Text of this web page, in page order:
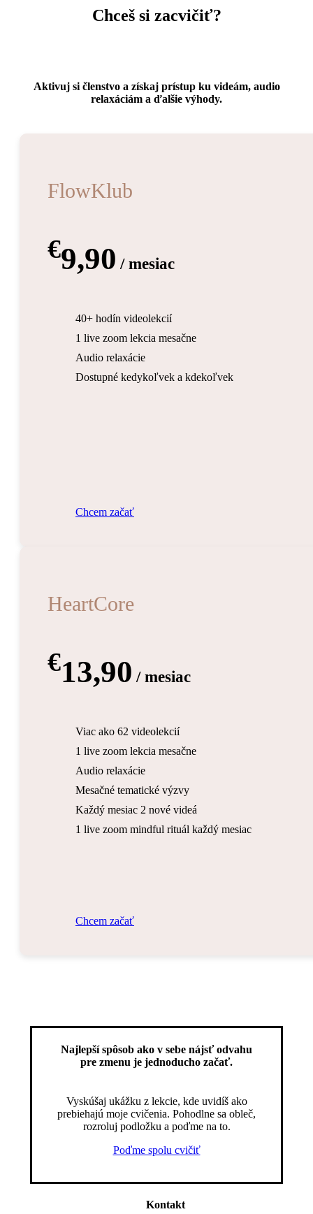
Chceš si zacvičiť?
Aktivuj si členstvo a získaj prístup ku videám, audio
relaxáciám a ďalšie výhody.
FlowKlub
€9,90 / mesiac
40+ hodín videolekcií
1 live zoom lekcia mesačne
Audio relaxácie
Dostupné kedykoľvek a kdekoľvek
Chcem začať
HeartCore
€13,90 / mesiac
Viac ako 62 videolekcií
1 live zoom lekcia mesačne
Audio relaxácie
Mesačné tematické výzvy
Každý mesiac 2 nové videá
1 live zoom mindful rituál každý mesiac
Chcem začať
Najlepší spôsob ako v sebe nájsť odvahu
pre zmenu je jednoducho začať.
Vyskúšaj ukážku z lekcie, kde uvidíš ako
prebiehajú moje cvičenia. Pohodlne sa obleč,
rozroluj podložku a poďme na to.
Poďme spolu cvičiť
Kontakt